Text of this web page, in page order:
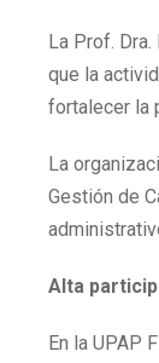
La Prof.
que la
fortalecer la
La
Gestión de
Alta
En la UPAP